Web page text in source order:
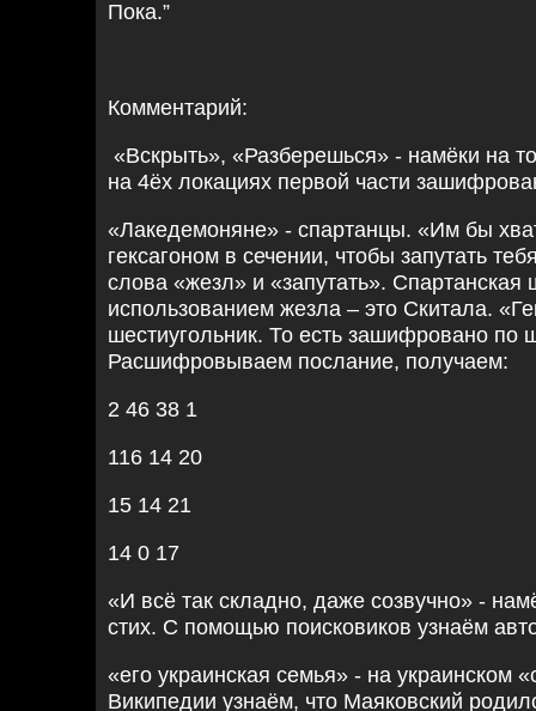
Пока.”
Комментарий:
«Вскрыть», «Разберешься» - намёки на
на 4ёх локациях первой части
«Лакедемоняне» - спартанцы. «Им бы
гексагоном в сечении, чтобы запутать
слова «жезл» и «запутать».
использованием жезла – это Скитала.
шестиугольник. То есть зашифровано по
Расшифровываем послание, получаем:
2 46 38 1
116 14 20
15 14 21
14 0 17
«И всё так складно, даже созвучно» -
стих. С помощью поисковиков узнаём
«его украинская семья» - на украинском
Википедии узнаём, что Маяковский